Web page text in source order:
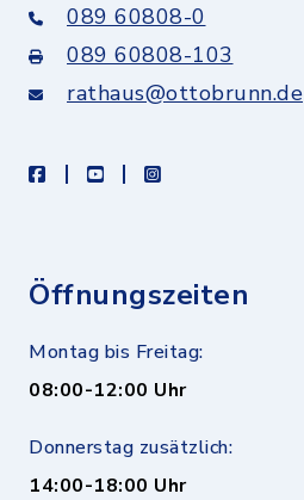
089 60808-0
089 60808-103
rathaus@ottobrunn.de
facebookyoutubeinstagram
Öffnungszeiten
Montag bis Freitag:
08:00-12:00 Uhr
Donnerstag zusätzlich:
14:00-18:00 Uhr